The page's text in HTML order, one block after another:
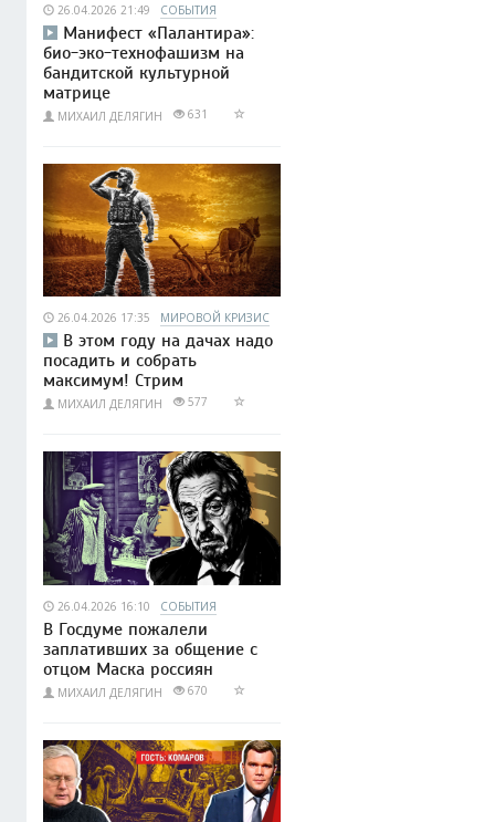
26.04.2026 21:49 СОБЫТИЯ
Манифест «Палантира»:
био-эко-технофашизм на
бандитской культурной
матрице
МИХАИЛ ДЕЛЯГИН 631
26.04.2026 17:35 МИРОВОЙ КРИЗИС
В этом году на дачах надо
посадить и собрать
максимум! Стрим
МИХАИЛ ДЕЛЯГИН 577
26.04.2026 16:10 СОБЫТИЯ
В Госдуме пожалели
заплативших за общение с
отцом Маска россиян
МИХАИЛ ДЕЛЯГИН 670